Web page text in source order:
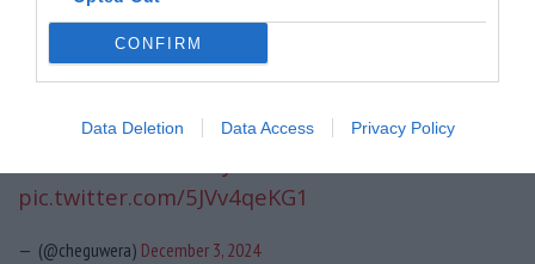
CONFIRM
Data Deletion Data Access Privacy Policy
military aid to#Ukraine, Volkswagen workers
back home are striking over pay cuts and
pic.twitter.com/5JVv4qeKG1
— (@cheguwera) December 3, 2024